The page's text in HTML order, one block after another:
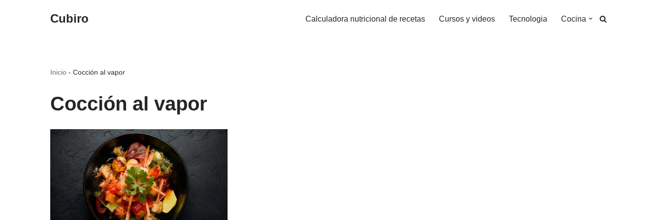
Cubiro Calculadora nutricional de recetas Cursos y videos Tecnologia Cocina
Inicio - Cocción al vapor
Cocción al vapor